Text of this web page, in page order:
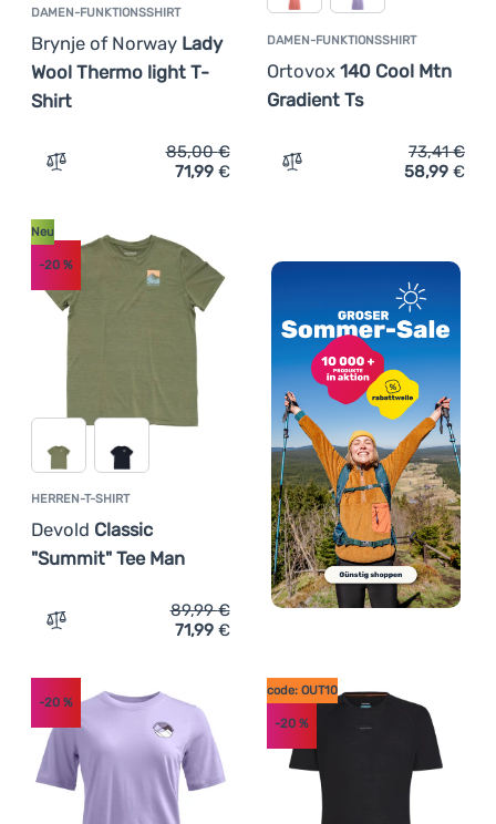
DAMEN-FUNKTIONSSHIRT
Brynje of Norway Lady
Wool Thermo light T-
Shirt
Zum Vergleich 'Damen-Funktionsshirt Brynje of
85,00€
71,99 €
DAMEN-FUNKTIONSSHIRT
Ortovox 140 Cool Mtn
Gradient Ts
Zum Vergleich 'Damen-
73,41€
58,99 €
HERREN-T-SHIRT
Devold Classic
"Summit" Tee Man
Neu
-20 %
Zum Vergleich 'Herren-T-Shirt Devold Classic "Summit"
89,99€
71,99 €
-20 %
code: OUT10
-20%